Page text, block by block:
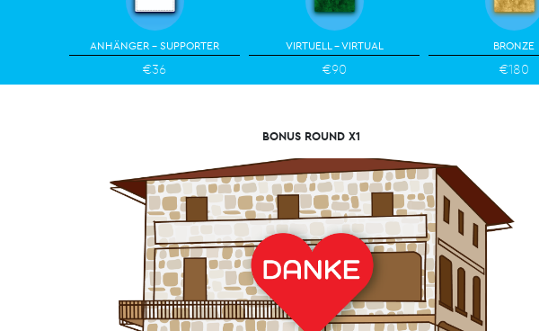
ANHÄNGER - SUPPORTER
€36
VIRTUELL - VIRTUAL
€90
BRONZE
€180
BONUS ROUND X1